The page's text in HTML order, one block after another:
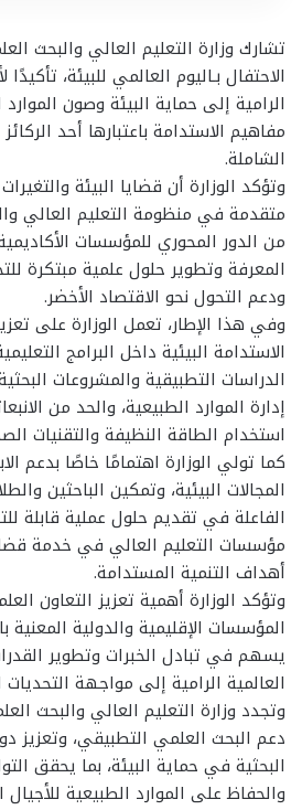
تشارك وزارة التعليم العالي والبحث
الاحتفال بـاليوم العالمي للبيئة،
الرامية إلى حماية البيئة وصون
مفاهيم الاستدامة باعتبارها أحد
الشاملة.
وتؤكد الوزارة أن قضايا البيئة
متقدمة في منظومة التعليم العالي
من الدور المحوري للمؤسسات
المعرفة وتطوير حلول علمية مبتكرة
ودعم التحول نحو الاقتصاد الأخضر.
وفي هذا الإطار، تعمل الوزارة على
الاستدامة البيئية داخل البرامج
الدراسات التطبيقية والمشروعات
إدارة الموارد الطبيعية، والحد من
استخدام الطاقة النظيفة والتقنيات
كما تولي الوزارة اهتمامًا خاصًا بدعم
المجالات البيئية، وتمكين الباحثين
الفاعلة في تقديم حلول عملية قابلة
مؤسسات التعليم العالي في خدمة
أهداف التنمية المستدامة.
وتؤكد الوزارة أهمية تعزيز التعاون
المؤسسات الإقليمية والدولية المعنية
يسهم في تبادل الخبرات وتطوير
العالمية الرامية إلى مواجهة التحديات
وتجدد وزارة التعليم العالي والبحث
دعم البحث العلمي التطبيقي، وتعزيز
البحثية في حماية البيئة، بما يحقق
والحفاظ على الموارد الطبيعية للأجيال